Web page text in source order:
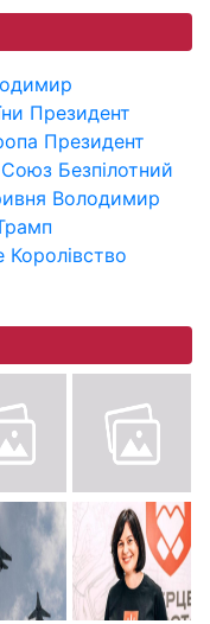
Президент
Президент
Союз Безпілотний
Володимир
Королівство